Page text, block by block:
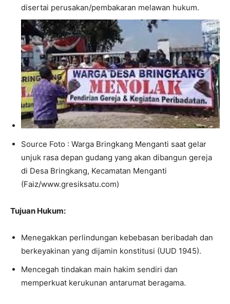
disertai perusakan/pembakaran melawan hukum.
Source Foto : Warga Bringkang Menganti saat gelar
unjuk rasa depan gudang yang akan dibangun gereja
di Desa Bringkang, Kecamatan Menganti
(Faiz/www.gresiksatu.com)
Tujuan Hukum:
Menegakkan perlindungan kebebasan beribadah dan
berkeyakinan yang dijamin konstitusi (UUD 1945).
Mencegah tindakan main hakim sendiri dan
memperkuat kerukunan antarumat beragama.